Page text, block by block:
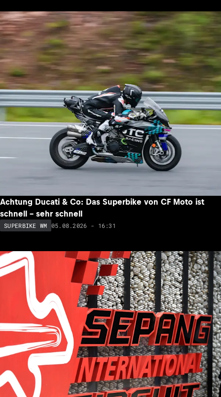
Achtung Ducati & Co: Das Superbike von CF Moto ist
schnell – sehr schnell
SUPERBIKE WM 05.08.2026 - 16:31